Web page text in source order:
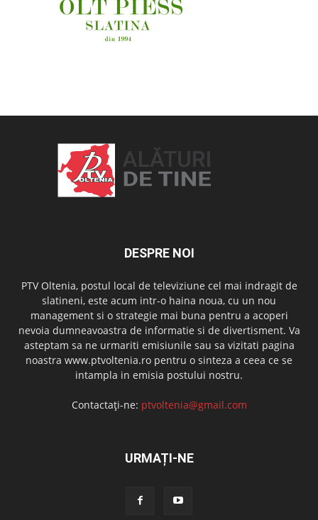
DESPRE NOI
PTV Oltenia, postul local de televiziune cel mai indragit de
slatineni, este acum intr-o haina noua, cu un nou
management si o strategie mai buna pentru a acoperi
nevoia dumneavoastra de informatie si de divertisment. Va
asteptam sa ne urmariti emisiunile sau sa vizitati pagina
noastra www.ptvoltenia.ro pentru o sinteza a ceea ce se
intampla in emisia postului nostru.
Contactați-ne: ptvoltenia@gmail.com
URMAȚI-NE